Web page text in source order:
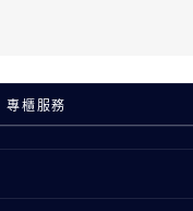
色，不卡紋、不暈
Dioxide (Ci
Oxides (Ci
Bronze
Chromium
專櫃服務